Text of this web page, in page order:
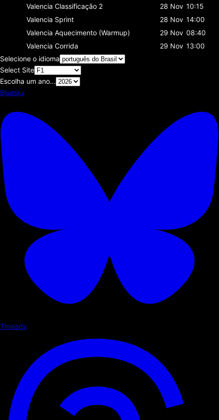
Valencia Classificaçāo 2 28 Nov 10:15
Valencia Sprint 28 Nov 14:00
Valencia Aquecimento (Warmup) 29 Nov 08:40
Valencia Corrida 29 Nov 13:00
Selecione o idioma
Select Site
Escolha um ano...
Bluesky
Threads